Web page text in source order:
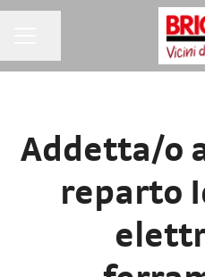
Addetta/o
reparto